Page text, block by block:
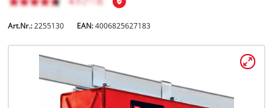
Art.Nr.: 2255130 EAN:4006825627183